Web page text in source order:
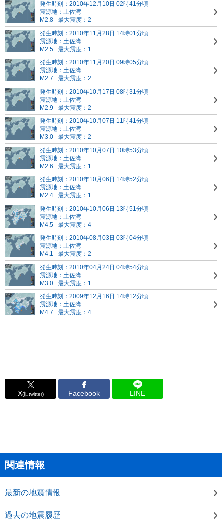
発生時刻：2010年12月10日 02時41分頃
震源地：土佐湾
M2.8
最大震度：2
発生時刻：2010年11月28日 14時01分頃
震源地：土佐湾
M2.5
最大震度：1
発生時刻：2010年11月20日 09時05分頃
震源地：土佐湾
M2.7
最大震度：2
発生時刻：2010年10月17日 08時31分頃
震源地：土佐湾
M2.9
最大震度：2
発生時刻：2010年10月07日 11時41分頃
震源地：土佐湾
M3.0
最大震度：2
発生時刻：2010年10月07日 10時53分頃
震源地：土佐湾
M2.6
最大震度：1
発生時刻：2010年10月06日 14時52分頃
震源地：土佐湾
M2.4
最大震度：1
発生時刻：2010年10月06日 13時51分頃
震源地：土佐湾
M4.5
最大震度：4
発生時刻：2010年08月03日 03時04分頃
震源地：土佐湾
M4.1
最大震度：2
発生時刻：2010年04月24日 04時54分頃
震源地：土佐湾
M3.0
最大震度：1
発生時刻：2009年12月16日 14時12分頃
震源地：土佐湾
M4.7
最大震度：4
X(旧twitter) Facebook LINE
関連情報
最新の地震情報
過去の地震履歴